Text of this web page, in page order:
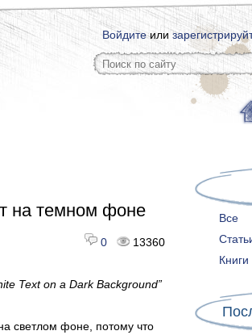
Войдитеили
на темном фоне
0 13360
Text on a Dark Background”
светлом фоне, потому что
Все
Книги